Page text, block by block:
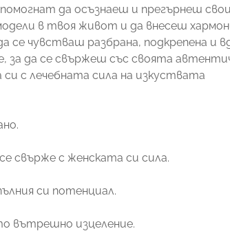
да осъзнаеш и прегърнеш
в твоя живот и да внесеш
чувстваш разбрана, подкрепена и
да се свържеш със своята
с лечебната сила на изкуствата
свърже с женската си сила.
си потенциал.
вътрешно изцеление.